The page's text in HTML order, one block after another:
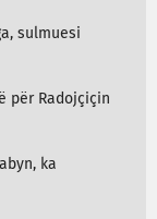
sulmuesi
për Radojçiçin
ka